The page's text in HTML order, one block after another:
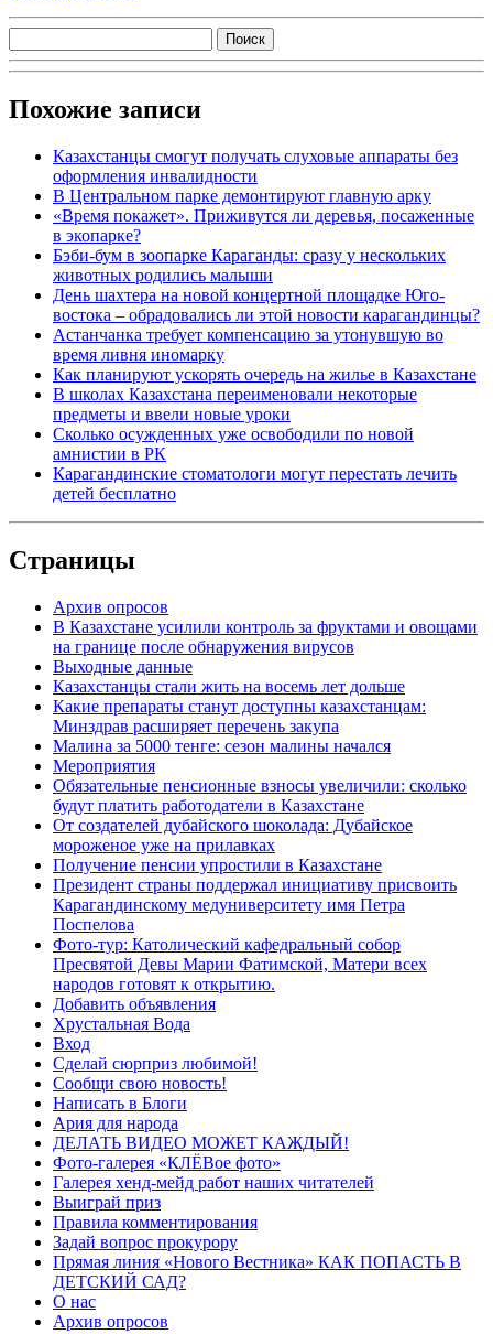
Похожие записи
Казахстанцы смогут получать слуховые аппараты без
оформления инвалидности
В Центральном парке демонтируют главную арку
«Время покажет». Приживутся ли деревья, посаженные
в экопарке?
Бэби-бум в зоопарке Караганды: сразу у нескольких
животных родились малыши
День шахтера на новой концертной площадке Юго-
востока – обрадовались ли этой новости карагандинцы?
Астанчанка требует компенсацию за утонувшую во
время ливня иномарку
Как планируют ускорять очередь на жилье в Казахстане
В школах Казахстана переименовали некоторые
предметы и ввели новые уроки
Сколько осужденных уже освободили по новой
амнистии в РК
Карагандинские стоматологи могут перестать лечить
детей бесплатно
Страницы
Архив опросов
В Казахстане усилили контроль за фруктами и овощами
на границе после обнаружения вирусов
Выходные данные
Казахстанцы стали жить на восемь лет дольше
Какие препараты станут доступны казахстанцам:
Минздрав расширяет перечень закупа
Малина за 5000 тенге: сезон малины начался
Мероприятия
Обязательные пенсионные взносы увеличили: сколько
будут платить работодатели в Казахстане
От создателей дубайского шоколада: Дубайское
мороженое уже на прилавках
Получение пенсии упростили в Казахстане
Президент страны поддержал инициативу присвоить
Карагандинскому медуниверситету имя Петра
Поспелова
Фото-тур: Католический кафедральный собор
Пресвятой Девы Марии Фатимской, Матери всех
народов готовят к открытию.
Добавить объявления
Хрустальная Вода
Вход
Сделай сюрприз любимой!
Сообщи свою новость!
Написать в Блоги
Ария для народа
ДЕЛАТЬ ВИДЕО МОЖЕТ КАЖДЫЙ!
Фото-галерея «КЛЁВое фото»
Галерея хенд-мейд работ наших читателей
Выиграй приз
Правила комментирования
Задай вопрос прокурору
Прямая линия «Нового Вестника» КАК ПОПАСТЬ В
ДЕТСКИЙ САД?
О нас
Архив опросов